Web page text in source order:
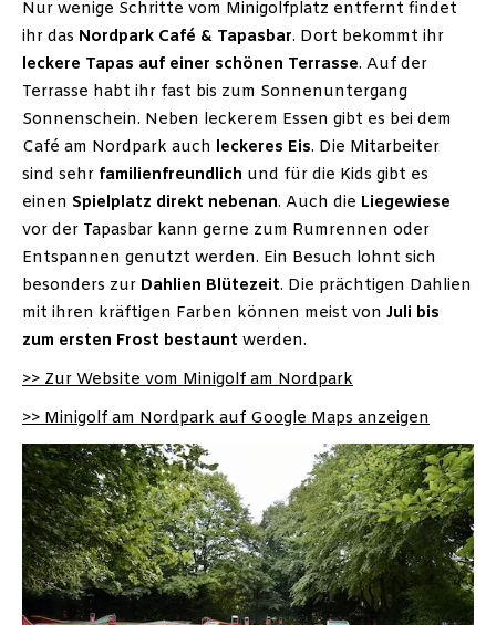
Nur wenige Schritte vom Minigolfplatz entfernt findet
ihr das Nordpark Café & Tapasbar. Dort bekommt ihr
leckere Tapas auf einer schönen Terrasse. Auf der
Terrasse habt ihr fast bis zum Sonnenuntergang
Sonnenschein. Neben leckerem Essen gibt es bei dem
Café am Nordpark auch leckeres Eis. Die Mitarbeiter
sind sehr familienfreundlich und für die Kids gibt es
einen Spielplatz direkt nebenan. Auch die Liegewiese
vor der Tapasbar kann gerne zum Rumrennen oder
Entspannen genutzt werden. Ein Besuch lohnt sich
besonders zur Dahlien Blütezeit. Die prächtigen Dahlien
mit ihren kräftigen Farben können meist von Juli bis
zum ersten Frost bestaunt werden.
>> Zur Website vom Minigolf am Nordpark
>> Minigolf am Nordpark auf Google Maps anzeigen